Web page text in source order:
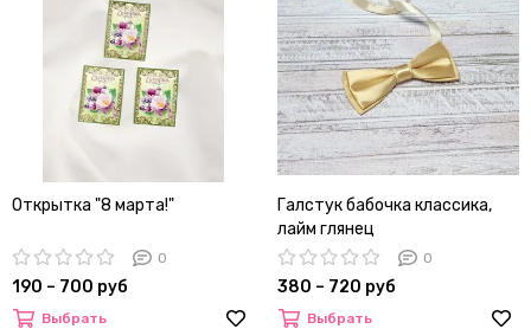
Открытка "8 марта!"
0
190 – 700 руб
Выбрать
Галстук бабочка классика,
лайм глянец
0
380 – 720 руб
Выбрать